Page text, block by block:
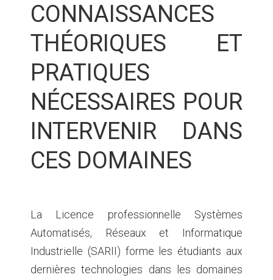
CONNAISSANCES
THÉORIQUES ET
PRATIQUES
NÉCESSAIRES POUR
INTERVENIR DANS
CES DOMAINES
La Licence professionnelle Systèmes
Automatisés, Réseaux et Informatique
Industrielle (SARII) forme les étudiants aux
dernières technologies dans les domaines